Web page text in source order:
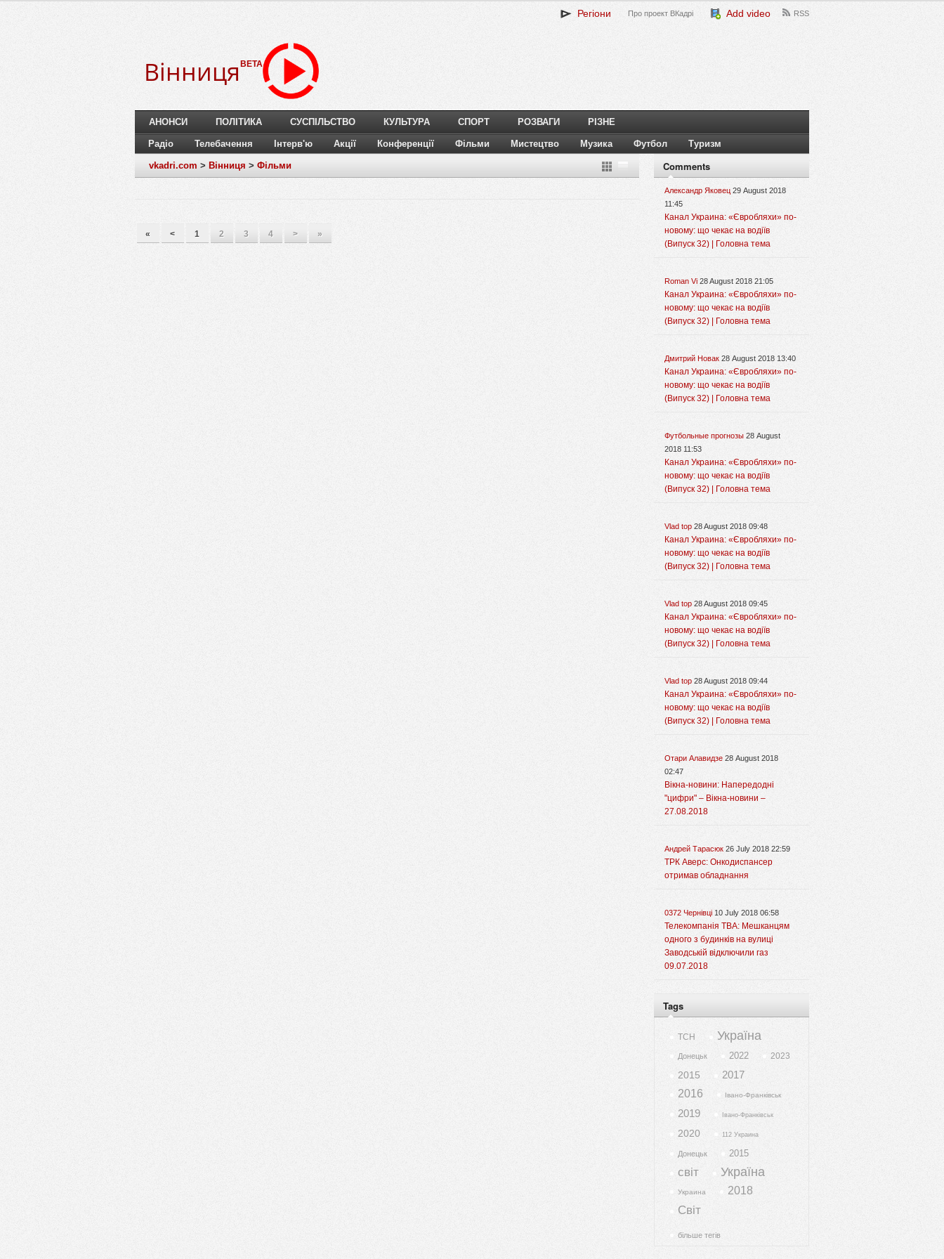
Регіони Про проект ВКадрі Add video RSS
Вінниця BETA
АНОНСИ ПОЛІТИКА СУСПІЛЬСТВО КУЛЬТУРА СПОРТ РОЗВАГИ РІЗНЕ
Радіо Телебачення Інтерв'ю Акції Конференції Фільми Мистецтво Музика Футбол Туризм
vkadri.com > Вінниця > Фільми
« < 1 2 3 4 > »
Comments
Александр Яковец 29 August 2018
11:45
Канал Украина: «Євробляхи» по-
новому: що чекає на водіїв
(Випуск 32) | Головна тема
Roman Vi 28 August 2018 21:05
Канал Украина: «Євробляхи» по-
новому: що чекає на водіїв
(Випуск 32) | Головна тема
Дмитрий Новак 28 August 2018 13:40
Канал Украина: «Євробляхи» по-
новому: що чекає на водіїв
(Випуск 32) | Головна тема
Футбольные прогнозы 28 August
2018 11:53
Канал Украина: «Євробляхи» по-
новому: що чекає на водіїв
(Випуск 32) | Головна тема
Vlad top 28 August 2018 09:48
Канал Украина: «Євробляхи» по-
новому: що чекає на водіїв
(Випуск 32) | Головна тема
Vlad top 28 August 2018 09:45
Канал Украина: «Євробляхи» по-
новому: що чекає на водіїв
(Випуск 32) | Головна тема
Vlad top 28 August 2018 09:44
Канал Украина: «Євробляхи» по-
новому: що чекає на водіїв
(Випуск 32) | Головна тема
Отари Алавидзе 28 August 2018
02:47
Вікна-новини: Напередодні
"цифри" – Вікна-новини –
27.08.2018
Андрей Тарасюк 26 July 2018 22:59
ТРК Аверс: Онкодиспансер
отримав обладнання
0372 Чернівці 10 July 2018 06:58
Телекомпанія ТВА: Мешканцям
одного з будинків на вулиці
Заводській відключили газ
09.07.2018
Tags
ТСН Україна
Донецьк 2022 2023
2015
2017
2016
Івано-Франківськ
2019 Івано-Франківськ
2020 112 Украина
Донецьк 2015
світ Україна
Украина 2018
Світ
більше тегів